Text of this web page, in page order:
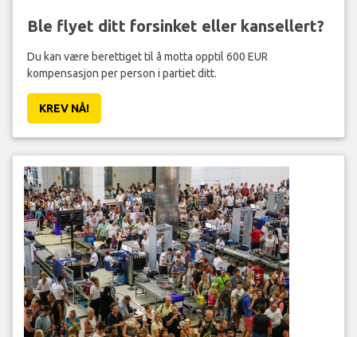
Ble flyet ditt forsinket eller kansellert?
Du kan være berettiget til å motta opptil 600 EUR
kompensasjon per person i partiet ditt.
KREV NÅ!